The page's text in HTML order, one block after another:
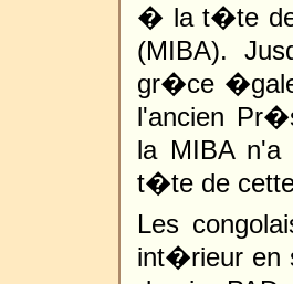
� la t�te
(MIBA).
gr�ce
l'ancien
la MIBA
t�te de
Les
int�rieur en